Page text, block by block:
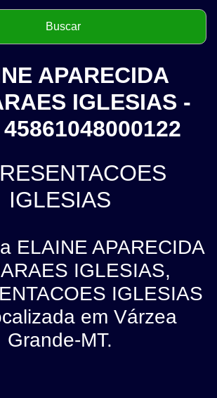
APARECIDA
IGLESIAS -
IGLESIAS
ELAINE APARECIDA
IGLESIAS,
IGLESIAS
em Várzea
Grande-MT.